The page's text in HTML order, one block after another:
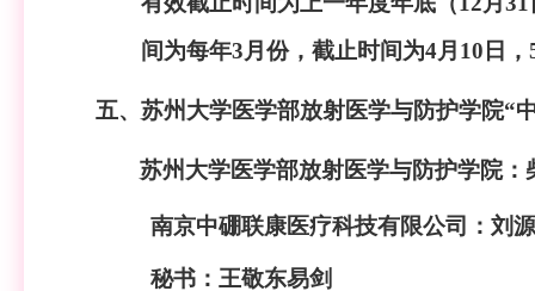
间为每年3月份，截止时间为4月10日
五、苏州大学医学部放射医学与防护学院“
苏州大学医学部放射医学与防护学院：
南京中硼联康医疗科技有限公司 ：刘
秘书：王敬东易剑